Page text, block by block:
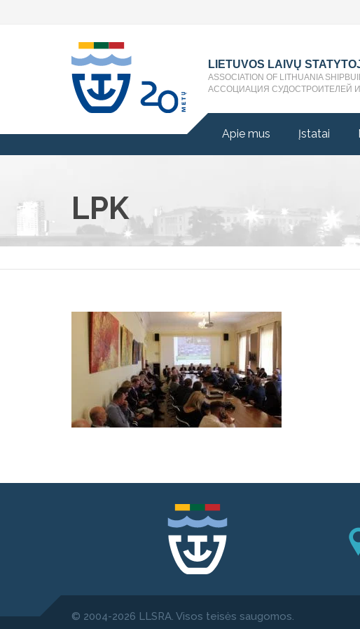
LIETUVOS LAIVŲ
ASSOCIATION OF LITHUANIA
АССОЦИАЦИЯ СУДОСТРОИТЕЛЕЙ
Apie mus Įstatai
LPK
© 2004-2026 LLSRA. Visos teisės saugomos.